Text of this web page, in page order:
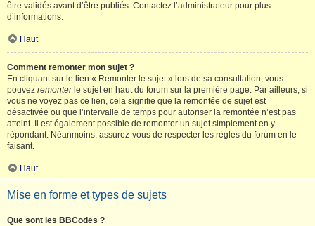
être validés avant d’être publiés. Contactez l’administrateur pour plus
d’informations.
Haut
Comment remonter mon sujet ?
En cliquant sur le lien « Remonter le sujet » lors de sa consultation, vous
pouvez remonterle sujet en haut du forum sur la première page. Par ailleurs, si
vous ne voyez pas ce lien, cela signifie que la remontée de sujet est
désactivée ou que l’intervalle de temps pour autoriser la remontée n’est pas
atteint. Il est également possible de remonter un sujet simplement en y
répondant. Néanmoins, assurez-vous de respecter les règles du forum en le
faisant.
Haut
Mise en forme et types de sujets
Que sont les BBCodes ?